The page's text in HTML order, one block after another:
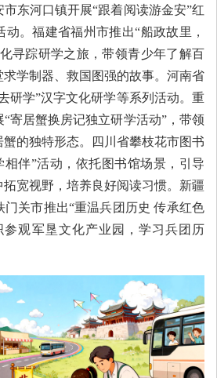
东河口镇开展“跟着阅读游金安”红
。福建省福州市推出“船政故里，
寻踪研学之旅，带领青少年了解百
学制器、救国图强的故事。河南省
研学”汉字文化研学等系列活动。重
寄居蟹换房记独立研学活动”，带领
的独特形态。四川省攀枝花市图书
相伴”活动，依托图书馆场景，引导
宽视野，培养良好阅读习惯。新疆
关市推出“重温兵团历史 传承红色
参观军垦文化产业园，学习兵团历